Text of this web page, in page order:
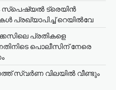
സ്പെഷ്യൽ ട്രെയിൻ
പ്രഖ്യാപിച്ച് റെയിൽവേ
പ്രതികളെ
പൊലീസിന് നേരെ
സ്വർണ വിലയിൽ വീണ്ടും